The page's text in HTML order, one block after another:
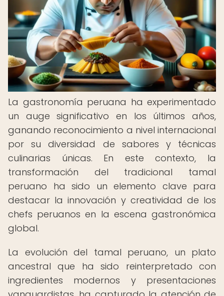
La gastronomía peruana ha experimentado
un auge significativo en los últimos años,
ganando reconocimiento a nivel internacional
por su diversidad de sabores y técnicas
culinarias únicas. En este contexto, la
transformación del tradicional tamal
peruano ha sido un elemento clave para
destacar la innovación y creatividad de los
chefs peruanos en la escena gastronómica
global.
La evolución del tamal peruano, un plato
ancestral que ha sido reinterpretado con
ingredientes modernos y presentaciones